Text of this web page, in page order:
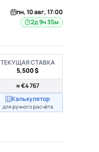
пн, 10 авг, 17:00
2д 9ч 35м
ТЕКУЩАЯ СТАВКА
5,500 $
≈ €4 767
Калькулятор
для ручного расчёта